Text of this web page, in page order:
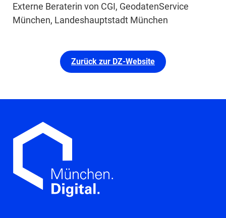
Externe Beraterin von CGI, GeodatenService
München, Landeshauptstadt München
Zurück zur DZ-Website